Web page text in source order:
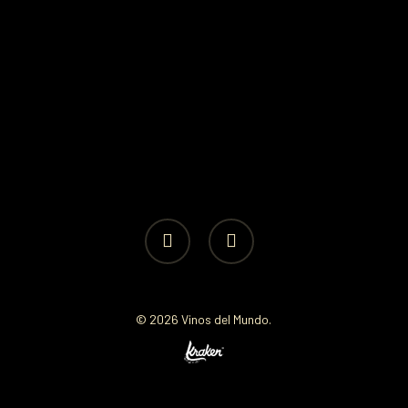
facebook instagram
© 2026 Vinos del Mundo.